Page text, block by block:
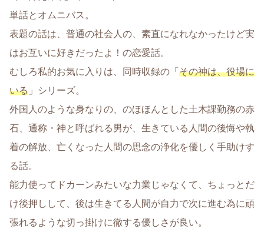
単話とオムニバス。
表題の話は、普通の社会人の、素直になれなかったけど実
はお互いに好きだったよ！の恋愛話。
むしろ私的お気に入りは、同時収録の「 その神は、役場に
いる 」シリーズ。
外国人のような身なりの、のほほんとした土木課勤務の赤
石、通称・神と呼ばれる男が、生きている人間の後悔や執
着の解放、亡くなった人間の思念の浄化を優しく手助けす
る話。
能力使ってドカーンみたいな力業じゃなくて、ちょっとだ
け後押しして、後は生きてる人間が自力で次に進む為に頑
張れるような切っ掛けに徹する優しさが良い。